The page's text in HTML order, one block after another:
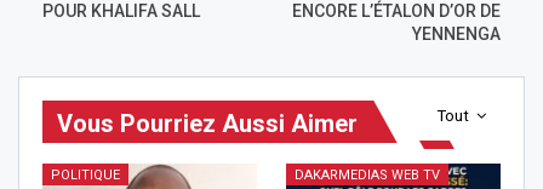
POUR KHALIFA SALL
ENCORE L’ÉTALON D’OR DE
YENNENGA
Tout
Vous Pourriez Aussi Aimer
POLITIQUE DAKARMEDIAS WEB TV